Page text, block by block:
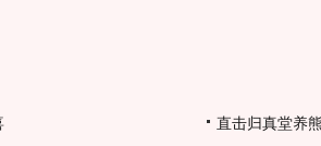
直击归真堂养